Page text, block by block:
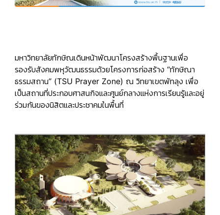
มหาวิทยาลัยทักษิณเดินหน้าพัฒนาโครงสร้างพื้นฐานเพื่อ
รองรับสังคมพหุวัฒนธรรมด้วยโครงการก่อสร้าง “ทักษิณา
ธรรมสถาน” (TSU Prayer Zone) ณ วิทยาเขตพัทลุง เพื่อ
เป็นสถานที่ประกอบศาสนกิจและศูนย์กลางแห่งการเรียนรู้และอยู่
ร่วมกันของนิสิตและประชาคมในพื้นที่